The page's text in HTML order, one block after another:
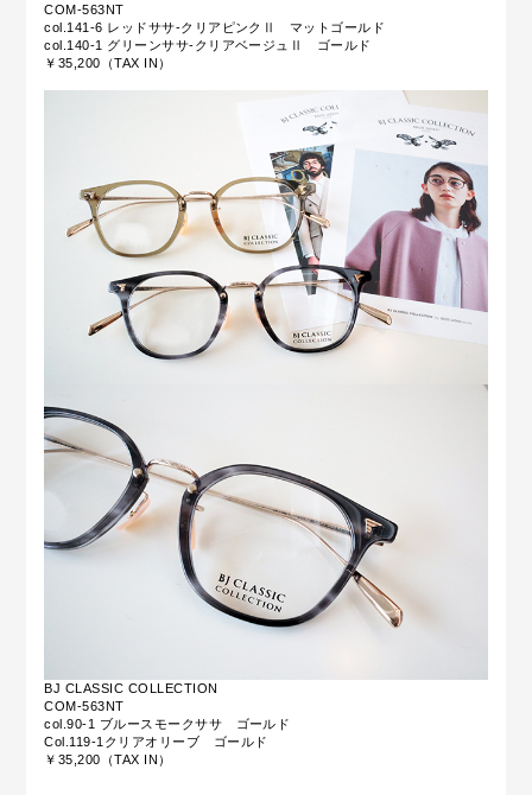
COM-563NT
col.141-6 レッドササ‐クリアピンクⅡ マットゴールド
col.140-1 グリーンササ‐クリアベージュⅡ ゴールド
￥35,200（TAX IN）
BJ CLASSIC COLLECTION
COM-563NT
col.90-1 ブルースモークササ ゴールド
Col.119-1クリアオリーブ ゴールド
￥35,200（TAX IN）